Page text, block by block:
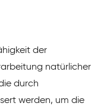
der
natürlicher
durch
werden, um die